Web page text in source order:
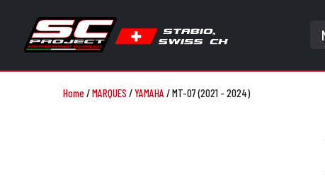
Home/MARQUES /YAMAHA /MT-07 (2021 - 2024)